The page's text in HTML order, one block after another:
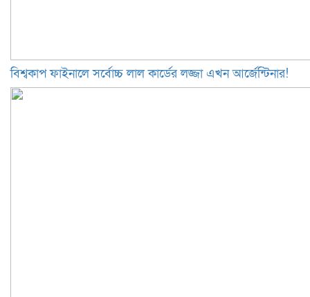
বিশ্বকাপ ফাইনালে সর্বোচ্চ লাল কার্ডের লজ্জা এখন আর্জেন্টিনার!